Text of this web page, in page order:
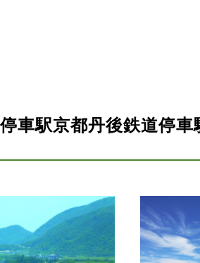
車駅京都丹後鉄道停